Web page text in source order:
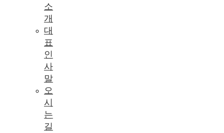
소
개
대
표
인
사
말
오
시
는
길